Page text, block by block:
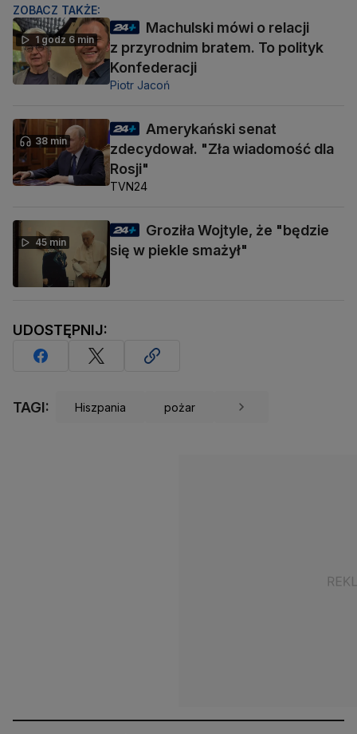
ZOBACZ TAKŻE:
1 godz 6 min
Machulski mówi o relacji
z przyrodnim bratem. To polityk
Konfederacji
Piotr Jacoń
38 min
Amerykański senat
zdecydował. "Zła wiadomość dla
Rosji"
TVN24
45 min
Groziła Wojtyle, że "będzie
się w piekle smażył"
UDOSTĘPNIJ:
TAGI: Hiszpania pożar